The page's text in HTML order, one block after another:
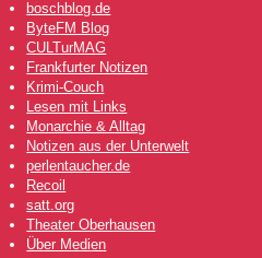
boschblog.de
ByteFM Blog
CULTurMAG
Frankfurter Notizen
Krimi-Couch
Lesen mit Links
Monarchie & Alltag
Notizen aus der Unterwelt
perlentaucher.de
Recoil
satt.org
Theater Oberhausen
Über Medien